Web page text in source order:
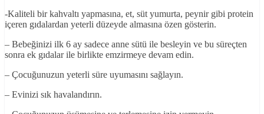
-Kaliteli bir kahvaltı yapmasına, et, süt yumurta, peynir gibi protein
içeren gıdalardan yeterli düzeyde almasına özen gösterin.
– Bebeğinizi ilk 6 ay sadece anne sütü ile besleyin ve bu süreçten
sonra ek gıdalar ile birlikte emzirmeye devam edin.
– Çocuğunuzun yeterli süre uyumasını sağlayın.
– Evinizi sık havalandırın.